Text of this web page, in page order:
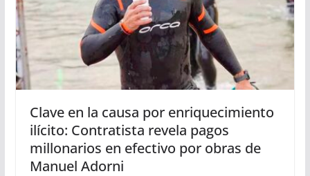
Clave en la causa por enriquecimiento
ilícito: Contratista revela pagos
millonarios en efectivo por obras de
Manuel Adorni